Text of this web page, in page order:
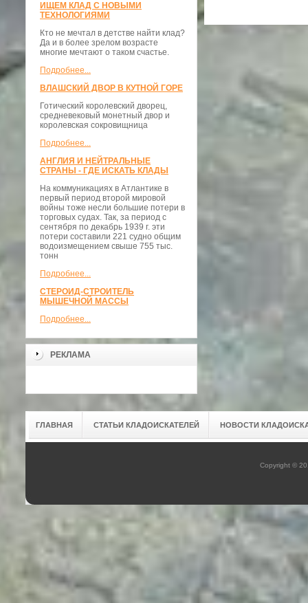
ИЩЕМ КЛАД С НОВЫМИ
ТЕХНОЛОГИЯМИ
Кто не мечтал в детстве найти клад?
Да и в более зрелом возрасте
многие мечтают о таком счастье.
Подробнее...
ВЛАШСКИЙ ДВОР В КУТНОЙ ГОРЕ
Готический королевский дворец,
средневековый монетный двор и
королевская сокровищница
Подробнее...
АНГЛИЯ И НЕЙТРАЛЬНЫЕ
СТРАНЫ - ГДЕ ИСКАТЬ КЛАДЫ
На коммуникациях в Атлантике в
первый период второй мировой
войны тоже несли большие потери в
торговых судах. Так, за период с
сентября по декабрь 1939 г. эти
потери составили 221 судно общим
водоизмещением свыше 755 тыс.
тонн
Подробнее...
СТЕРОИД-СТРОИТЕЛЬ
МЫШЕЧНОЙ МАССЫ
Подробнее...
РЕКЛАМА
ГЛАВНАЯ СТАТЬИ КЛАДОИСКАТЕЛЕЙ НОВОСТИ
Copyright ©